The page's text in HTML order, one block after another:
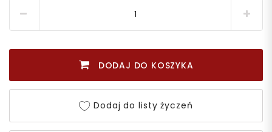
DODAJ DO KOSZYKA
Dodaj do listy życzeń